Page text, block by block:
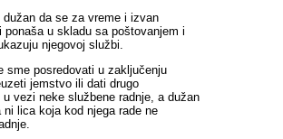
da se za vreme i izvan
ponaša u skladu sa poštovanjem i
njegovoj službi.
sme posredovati u zaključenju
jemstvo ili dati drugo
vezi neke službene radnje, a dužan
ni lica koja kod njega rade ne